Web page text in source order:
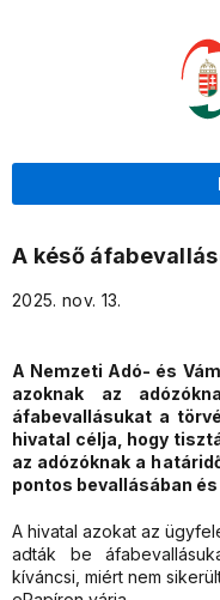
A késő
2025. nov. 13.
A Nemzeti Adó- és
azoknak az
áfabevallásukat a
hivatal célja, hogy
az adózóknak a
pontos bevallásában
A hivatal azokat az
adták be
kíváncsi, miért nem